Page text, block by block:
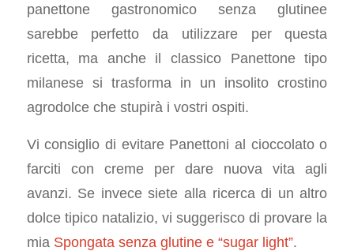
panettone gastronomico senza glutinee
sarebbe perfetto da utilizzare per questa
ricetta, ma anche il classico Panettone tipo
milanese si trasforma in un insolito crostino
agrodolce che stupirà i vostri ospiti.
Vi consiglio di evitare Panettoni al cioccolato o
farciti con creme per dare nuova vita agli
avanzi. Se invece siete alla ricerca di un altro
dolce tipico natalizio, vi suggerisco di provare la
mia Spongata senza glutine e “sugar light”.